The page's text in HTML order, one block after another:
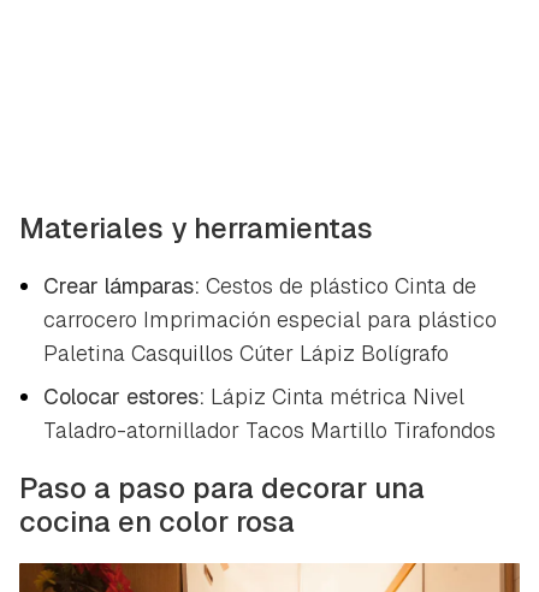
Materiales y herramientas
Crear lámparas: Cestos de plástico Cinta de
carrocero Imprimación especial para plástico
Paletina Casquillos Cúter Lápiz Bolígrafo
Colocar estores: Lápiz Cinta métrica Nivel
Taladro-atornillador Tacos Martillo Tirafondos
Paso a paso para decorar una
cocina en color rosa